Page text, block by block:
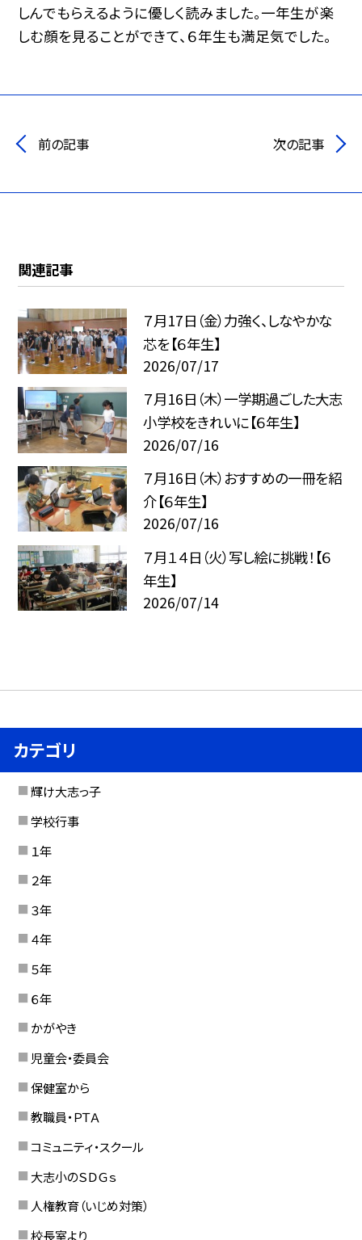
しんでもらえるように優しく読みました。一年生が楽
しむ顔を見ることができて、６年生も満足気でした。
前の記事 次の記事
関連記事
７月17日（金）力強く、しなやかな
芯を【６年生】
2026/07/17
７月16日（木）一学期過ごした大志
小学校をきれいに【６年生】
2026/07/16
７月16日（木）おすすめの一冊を紹
介【６年生】
2026/07/16
７月１４日（火）写し絵に挑戦！【６
年生】
2026/07/14
カテゴリ
輝け大志っ子
学校行事
１年
２年
３年
４年
５年
６年
かがやき
児童会・委員会
保健室から
教職員・ＰＴＡ
コミュニティ・スクール
大志小のＳＤＧｓ
人権教育（いじめ対策）
校長室より